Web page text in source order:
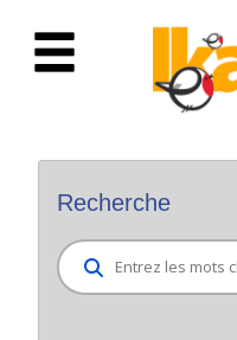
Saut au contenu principal
Recherche